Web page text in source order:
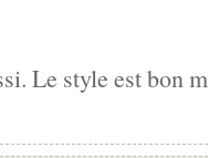
Le style est bon